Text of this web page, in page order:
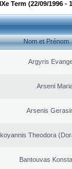
Term (22/09/1996 -
Nom et Prénom
Argyris
Arseni
Arsenis
Theodora
Bantouvas